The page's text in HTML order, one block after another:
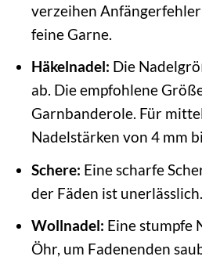
verzeihen
feine Garne.
Häkelnadel: Die
ab. Die empfohlene
Garnbanderole. Für
Nadelstärken von 4 mm
Schere: Eine scharfe
der Fäden ist unerlässlich.
Wollnadel: Eine stumpfe
Öhr, um Fadenenden